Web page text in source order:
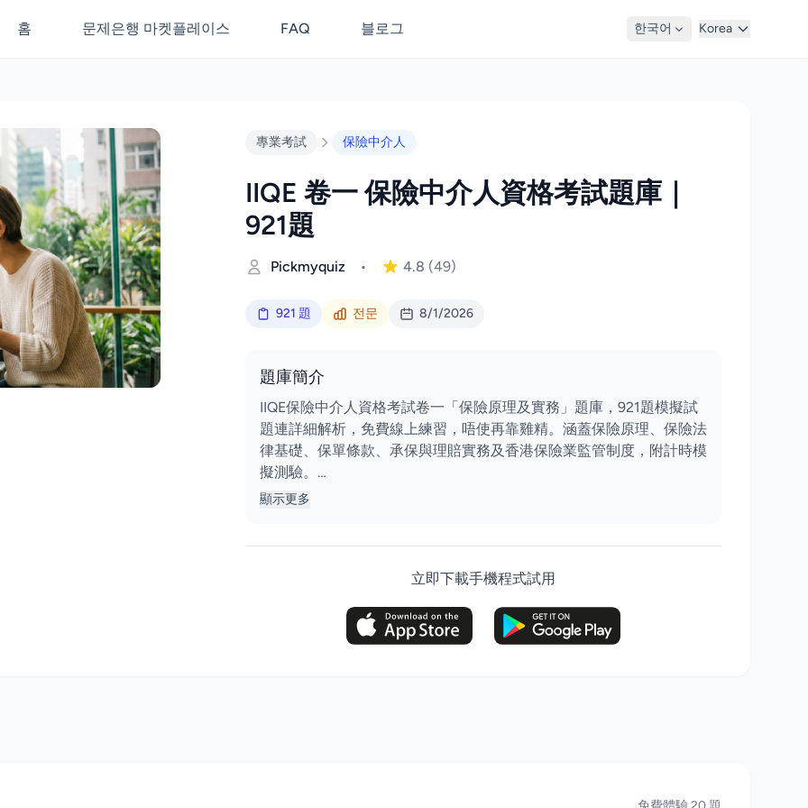
홈 문제은행 마켓플레이스 FAQ 블로그 한국어 Korea
專業考試 保險中介人
IIQE 卷一 保險中介人資格考試題庫｜
921題
Pickmyquiz • 4.8 (49)
921 題 전문 8/1/2026
題庫簡介
IIQE保險中介人資格考試卷一「保險原理及實務」題庫，921題模擬試
題連詳細解析，免費線上練習，唔使再靠雞精。涵蓋保險原理、保險法
律基礎、保單條款、承保與理賠實務及香港保險業監管制度，附計時模
擬測驗。…
顯示更多
立即下載手機程式試用